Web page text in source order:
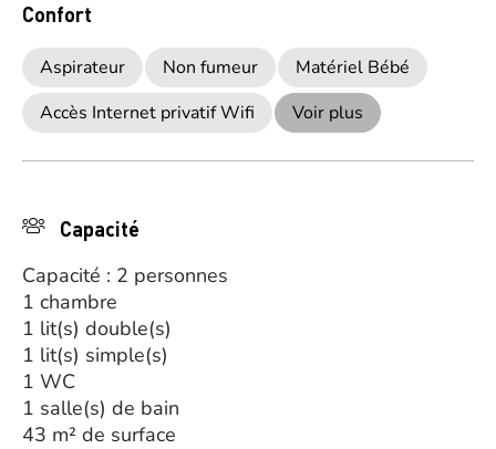
Confort
Aspirateur Non fumeur
Matériel Bébé
Accès Internet privatif Wifi
Voir plus
Capacité
Capacité : 2 personnes
1 chambre
1 lit(s) double(s)
1 lit(s) simple(s)
1 WC
1 salle(s) de bain
43 m² de surface